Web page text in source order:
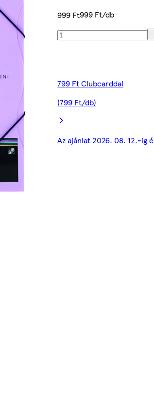
999 Ft999 Ft/db
799 Ft Clubcarddal
(799 Ft/db)
Az ajánlat 2026. 08. 12.-ig